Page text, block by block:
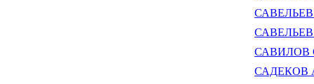
САВЕЛЬЕВ
САВЕЛЬЕВ
САВИЛОВ
САДЕКОВ